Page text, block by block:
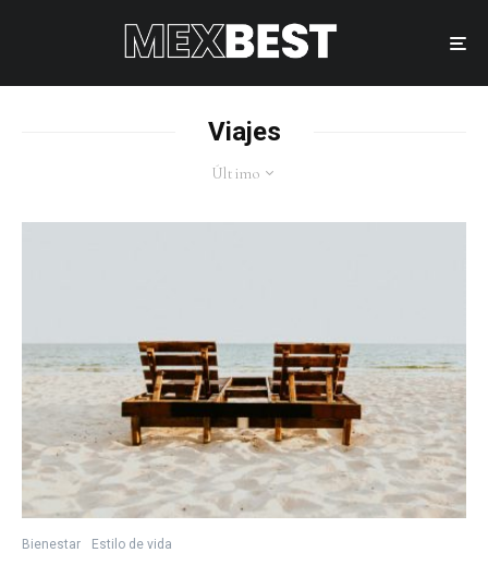
Viajes
Último
Bienestar Estilo de vida